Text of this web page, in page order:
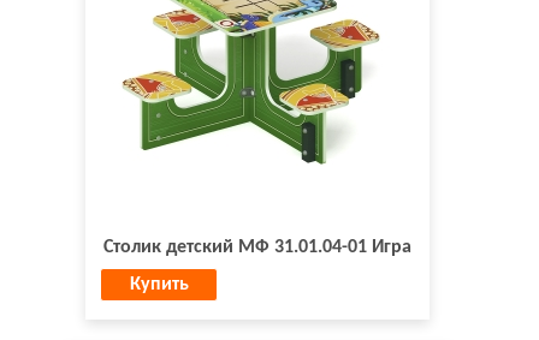
Столик детский МФ 31.01.04-01 Игра
Купить